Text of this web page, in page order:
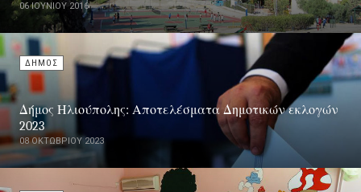
06 ΙΟΥΝΊΟΥ 2016
ΔΗΜΟΣ
Δήμος Ηλιούπολης: Αποτελέσματα Δημοτικών εκλογών
2023
08 ΟΚΤΩΒΡΊΟΥ 2023